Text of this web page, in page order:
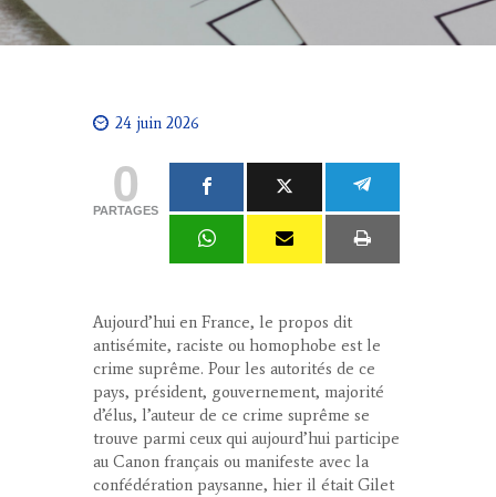
24 juin 2026
0
PARTAGES
Aujourd’hui en France, le propos dit
antisémite, raciste ou homophobe est le
crime suprême. Pour les autorités de ce
pays, président, gouvernement, majorité
d’élus, l’auteur de ce crime suprême se
trouve parmi ceux qui aujourd’hui participe
au Canon français ou manifeste avec la
confédération paysanne, hier il était Gilet